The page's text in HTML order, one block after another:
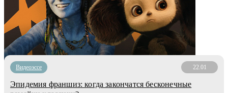
Видеоэссе 22.01
Эпидемия франшиз: когда закончатся бесконечные